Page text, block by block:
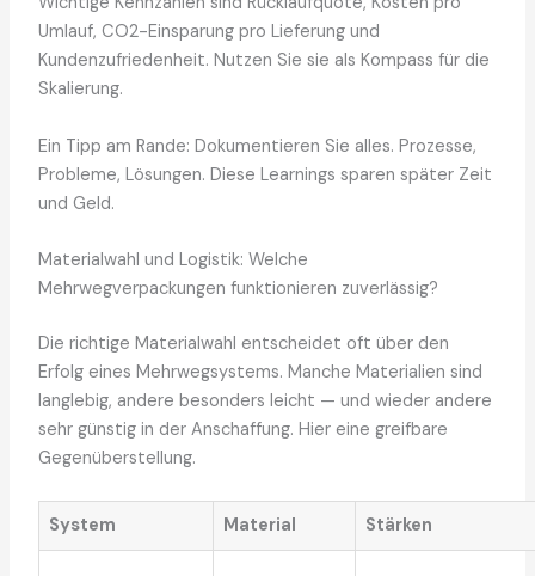
Umlauf, CO2-Einsparung pro Lieferung und
Kundenzufriedenheit. Nutzen Sie sie als Kompass für die
Skalierung.
Ein Tipp am Rande: Dokumentieren Sie alles. Prozesse,
Probleme, Lösungen. Diese Learnings sparen später Zeit
und Geld.
Materialwahl und Logistik: Welche
Mehrwegverpackungen funktionieren zuverlässig?
Die richtige Materialwahl entscheidet oft über den
Erfolg eines Mehrwegsystems. Manche Materialien sind
langlebig, andere besonders leicht — und wieder andere
sehr günstig in der Anschaffung. Hier eine greifbare
Gegenüberstellung.
System Material Stärken